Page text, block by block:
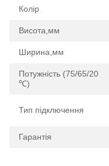
Колір
Висота,мм
Ширина,мм
Потужність (75/65/20
℃)
Тип підключення
Гарантія